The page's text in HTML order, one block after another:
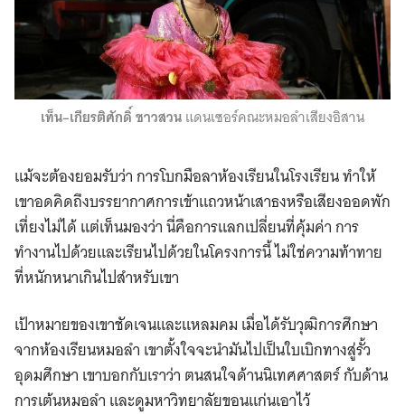
เท็น–เกียรติศักดิ์ ชาวสวนแดนเซอร์คณะหมอลำเสียงอิสาน
แม้จะต้องยอมรับว่า การโบกมือลาห้องเรียนในโรงเรียน ทำให้
เขาอดคิดถึงบรรยากาศการเข้าแถวหน้าเสาธงหรือเสียงออดพัก
เที่ยงไม่ได้ แต่เท็นมองว่า นี่คือการแลกเปลี่ยนที่คุ้มค่า การ
ทำงานไปด้วยและเรียนไปด้วยในโครงการนี้ ไม่ใช่ความท้าทาย
ที่หนักหนาเกินไปสำหรับเขา
เป้าหมายของเขาชัดเจนและแหลมคม เมื่อได้รับวุฒิการศึกษา
จากห้องเรียนหมอลำ เขาตั้งใจจะนำมันไปเป็นใบเบิกทางสู่รั้ว
อุดมศึกษา เขาบอกกับเราว่า ตนสนใจด้านนิเทศศาสตร์ กับด้าน
การเต้นหมอลำ และดูมหาวิทยาลัยขอนแก่นเอาไว้